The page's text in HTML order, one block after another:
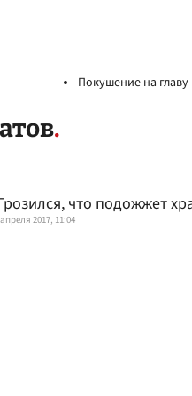
Покушение на
что подожжет
2017, 11:04